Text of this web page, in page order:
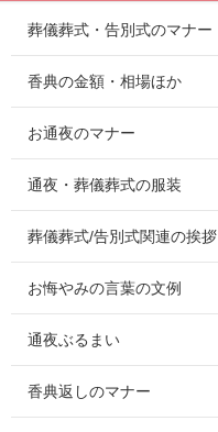
葬儀葬式・告別式のマナー
香典の金額・相場ほか
お通夜のマナー
通夜・葬儀葬式の服装
葬儀葬式/告別式関連の挨拶
お悔やみの言葉の文例
通夜ぶるまい
香典返しのマナー